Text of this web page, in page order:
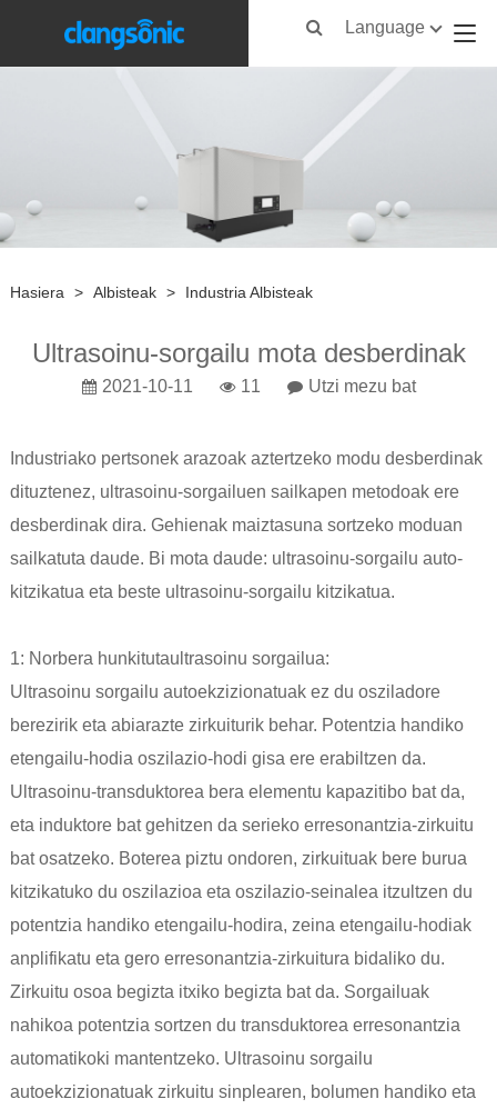
Language
Hasiera > Albisteak > Industria Albisteak
Ultrasoinu-sorgailu mota desberdinak
2021-10-11 11 Utzi mezu bat
Industriako pertsonek arazoak aztertzeko modu desberdinak
dituztenez, ultrasoinu-sorgailuen sailkapen metodoak ere
desberdinak dira. Gehienak maiztasuna sortzeko moduan
sailkatuta daude. Bi mota daude: ultrasoinu-sorgailu auto-
kitzikatua eta beste ultrasoinu-sorgailu kitzikatua.
1: Norbera hunkitutaultrasoinu sorgailua:
Ultrasoinu sorgailu autoekzizionatuak ez du osziladore
berezirik eta abiarazte zirkuiturik behar. Potentzia handiko
etengailu-hodia oszilazio-hodi gisa ere erabiltzen da.
Ultrasoinu-transduktorea bera elementu kapazitibo bat da,
eta induktore bat gehitzen da serieko erresonantzia-zirkuitu
bat osatzeko. Boterea piztu ondoren, zirkuituak bere burua
kitzikatuko du oszilazioa eta oszilazio-seinalea itzultzen du
potentzia handiko etengailu-hodira, zeina etengailu-hodiak
anplifikatu eta gero erresonantzia-zirkuitura bidaliko du.
Zirkuitu osoa begizta itxiko begizta bat da. Sorgailuak
nahikoa potentzia sortzen du transduktorea erresonantzia
automatikoki mantentzeko. Ultrasoinu sorgailu
autoekzizionatuak zirkuitu sinplearen, bolumen handiko eta